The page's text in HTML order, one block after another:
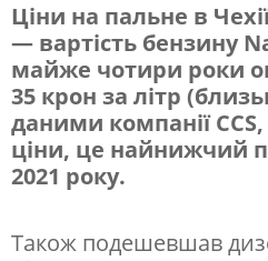
У
Ч
е
х
і
Ціни на пальне в
— вартість бензину
майже чотири роки
35 крон за літр
даними компанії
ціни, це найнижчий
2021 року.
Також подешевшав